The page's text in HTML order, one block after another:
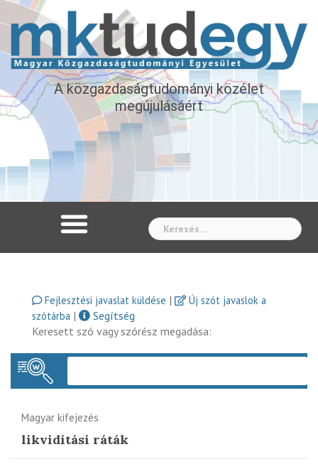
A közgazdaságtudományi közélet
megújulásáért
Fejlesztési javaslat küldése |
Új szót javaslok a
szótárba |
Segítség
Keresett szó vagy szórész megadása:
Magyar kifejezés
likviditási ráták